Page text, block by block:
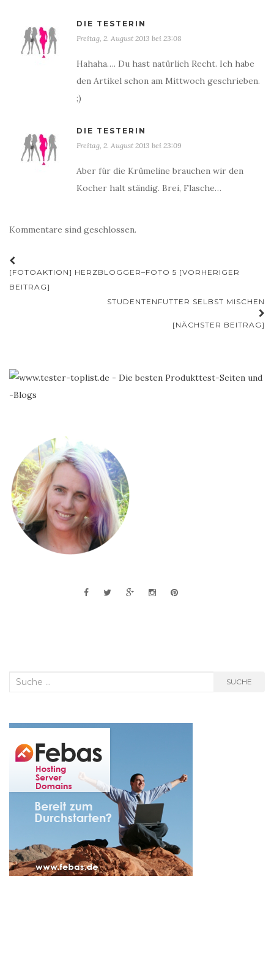
DIE TESTERIN
Freitag, 2. August 2013 bei 23:08
Hahaha…. Du hast natürlich Recht. Ich habe
den Artikel schon am Mittwoch geschrieben.
;)
DIE TESTERIN
Freitag, 2. August 2013 bei 23:09
Aber für die Krümeline brauchen wir den
Kocher halt ständig. Brei, Flasche…
Kommentare sind geschlossen.
Beitrags-
Navigation
[FOTOAKTION] HERZBLOGGER–FOTO 5 [VORHERIGER
BEITRAG]
STUDENTENFUTTER SELBST MISCHEN
[NÄCHSTER BEITRAG]
Suche
SUCHE